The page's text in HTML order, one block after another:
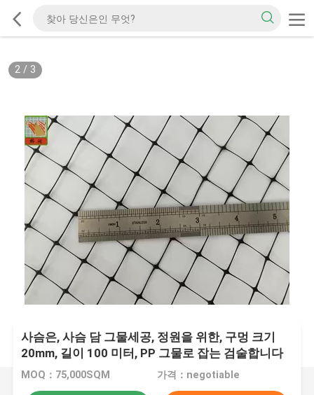
2/ 3
사슴은, 사슴 담 그물세공, 정원을 위한, 구멍 크기
20mm, 길이 100 미터, PP 그물로 잡는 검술합니다
MOQ：75,000SQM 가격：negotiable